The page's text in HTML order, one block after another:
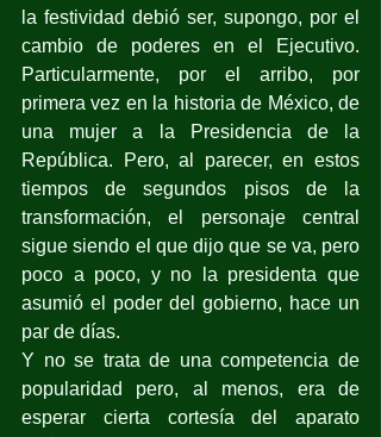
la festividad debió ser, supongo, por el
cambio de poderes en el Ejecutivo.
Particularmente, por el arribo, por
primera vez en la historia de México, de
una mujer a la Presidencia de la
República. Pero, al parecer, en estos
tiempos de segundos pisos de la
transformación, el personaje central
sigue siendo el que dijo que se va, pero
poco a poco, y no la presidenta que
asumió el poder del gobierno, hace un
par de días.
Y no se trata de una competencia de
popularidad pero, al menos, era de
esperar cierta cortesía del aparato